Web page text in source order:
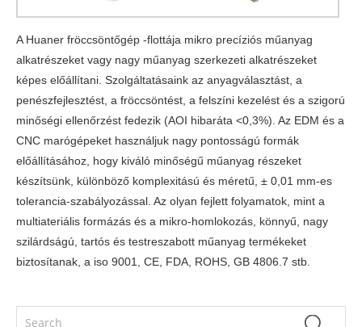
A Huaner fröccsöntőgép -flottája mikro precíziós műanyag
alkatrészeket vagy nagy műanyag szerkezeti alkatrészeket
képes előállítani. Szolgáltatásaink az anyagválasztást, a
penészfejlesztést, a fröccsöntést, a felszíni kezelést és a szigorú
minőségi ellenőrzést fedezik (AOI hibaráta <0,3%). Az EDM és a
CNC marógépeket használjuk nagy pontosságú formák
előállításához, hogy kiváló minőségű műanyag részeket
készítsünk, különböző komplexitású és méretű, ± 0,01 mm-es
tolerancia-szabályozással. Az olyan fejlett folyamatok, mint a
multiateriális formázás és a mikro-homlokozás, könnyű, nagy
szilárdságú, tartós és testreszabott műanyag termékeket
biztosítanak, a ‌iso 9001‌, CE, FDA, ROHS, GB 4806.7 stb.